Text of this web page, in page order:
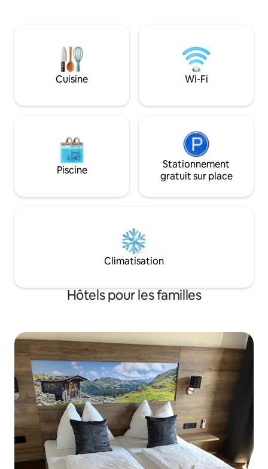
le Kapuzinerberg. Il y a aussi un
restaurant Stadtkrug proposant des
plats locaux de qualité supérieure ainsi
qu'un bar à cocktails.
télécabine
départ idéal pour
sportive dans les
Cuisine Wi-Fi
Piscine
Stationnement
gratuit sur place
Climatisation
Hôtels pour les familles